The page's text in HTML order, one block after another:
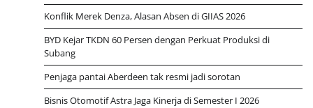
Konflik Merek Denza, Alasan Absen di GIIAS 2026
BYD Kejar TKDN 60 Persen dengan Perkuat Produksi di
Subang
Penjaga pantai Aberdeen tak resmi jadi sorotan
Bisnis Otomotif Astra Jaga Kinerja di Semester I 2026